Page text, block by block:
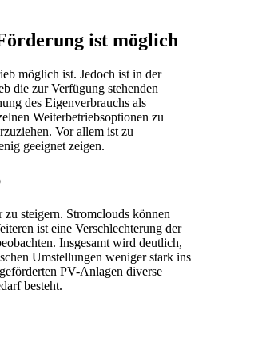
ist möglich
möglich ist. Jedoch ist in der
die zur Verfügung stehenden
des Eigenverbrauchs als
Weiterbetriebsoptionen zu
Vor allem ist zu
geeignet zeigen.
steigern. Stromclouds können
ist eine Verschlechterung der
Insgesamt wird deutlich,
Umstellungen weniger stark ins
PV-Anlagen diverse
besteht.